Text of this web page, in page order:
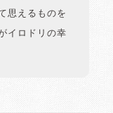
思えるものを
イロドリの幸